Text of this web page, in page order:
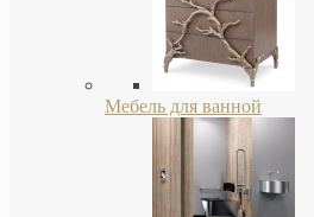
Мебель для ванной